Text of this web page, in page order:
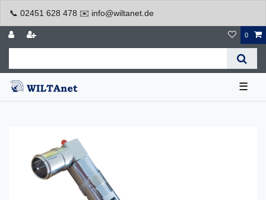
📞 02451 628 478 ✉️ info@wiltanet.de
0
☰